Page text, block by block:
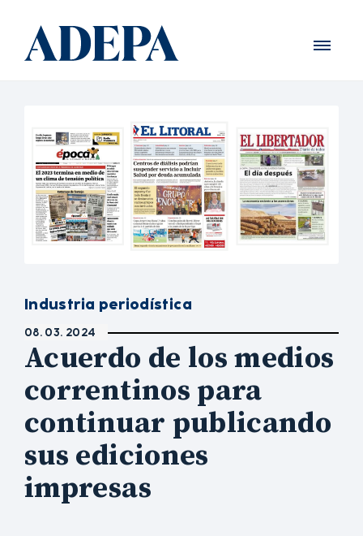
Industria periodística
08. 03. 2024
Acuerdo de los medios
correntinos para
continuar publicando
sus ediciones
impresas